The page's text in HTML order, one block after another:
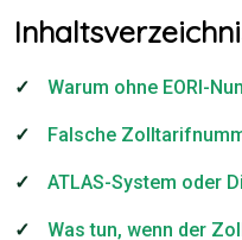
Warum ohne EORI-
Falsche
ATLAS-System oder
Was tun, wenn der